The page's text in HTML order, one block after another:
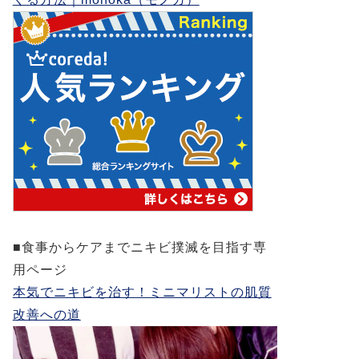
■食事からケアまでニキビ撲滅を目指す専
用ページ
本気でニキビを治す！ミニマリストの肌質
改善への道